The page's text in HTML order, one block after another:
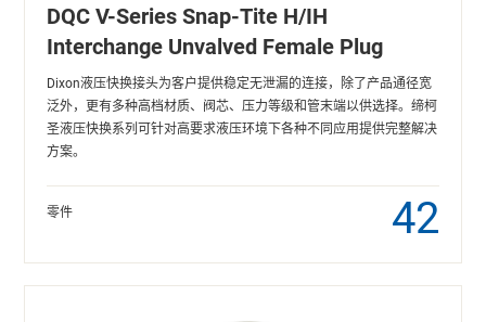
DQC V-Series Snap-Tite H/IH
Interchange Unvalved Female Plug
Dixon液压快换接头为客户提供稳定无泄漏的连接，除了产品通径宽
泛外，更有多种高档材质、阀芯、压力等级和管末端以供选择。缔柯
圣液压快换系列可针对高要求液压环境下各种不同应用提供完整解决
方案。
零件 42